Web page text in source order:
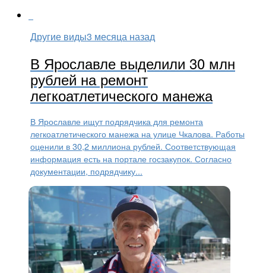
Другие виды3 месяца назад
В Ярославле выделили 30 млн
рублей на ремонт
легкоатлетического манежа
В Ярославле ищут подрядчика для ремонта
легкоатлетического манежа на улице Чкалова. Работы
оценили в 30,2 миллиона рублей. Соответствующая
информация есть на портале госзакупок. Согласно
документации, подрядчику...